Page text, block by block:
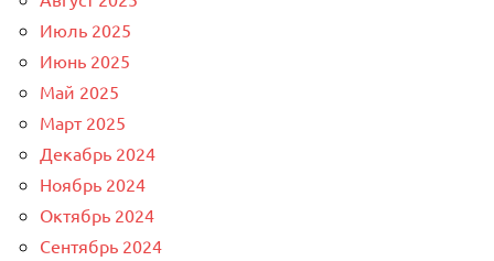
Июль 2025
Июнь 2025
Май 2025
Март 2025
Декабрь 2024
Ноябрь 2024
Октябрь 2024
Сентябрь 2024